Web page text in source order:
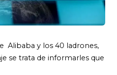
Alibaba y los 40 ladrones,
se trata de informarles que